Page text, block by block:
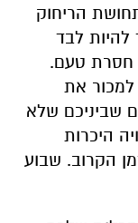
הריחוק
להיות לבד
חסרת טעם.
למכור את
שביניכם שלא
היכרות
הקרוב. שבוע